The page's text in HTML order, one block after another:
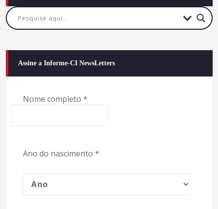
Assine a Informe-CI NewsLetters
Nome completo *
Ano do nascimento *